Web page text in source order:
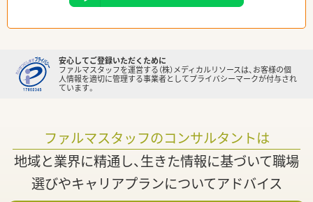
安心してご登録いただくために
ファルマスタッフを運営する（株）メディカルリソースは、お客様の個
人情報を適切に管理する事業者としてプライバシーマークが付与され
ています。
ファルマスタッフのコンサルタントは
地域と業界に精通し、生きた情報に基づいて職場
選びやキャリアプランについてアドバイス